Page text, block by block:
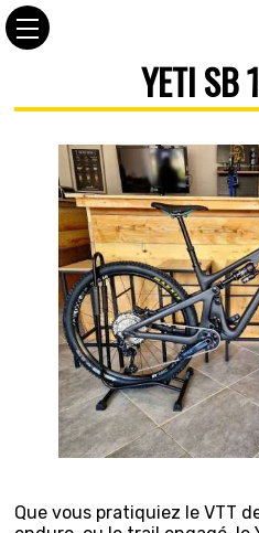
YETI SB
Que vous pratiquiez le VTT